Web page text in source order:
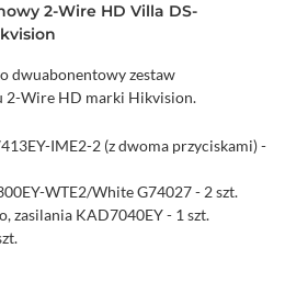
2-Wire HD Villa DS-
dwuabonentowy zestaw
2-Wire HD marki Hikvision.
IME2-2 (z dwoma przyciskami) -
WTE2/White G74027 - 2 szt.
zasilania KAD7040EY - 1 szt.